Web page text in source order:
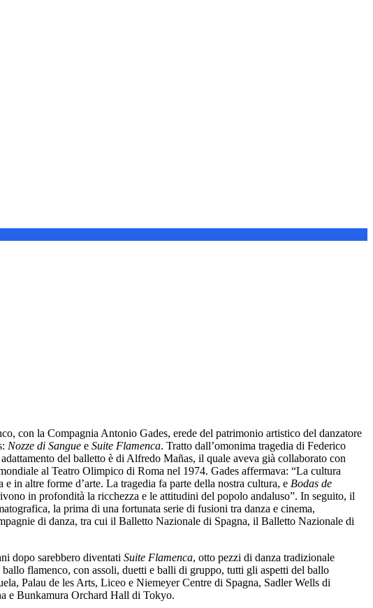
con la Compagnia Antonio Gades, erede del patrimonio artistico del danzatore
Nozze di Sangue e Suite Flamenca. Tratto dall’omonima tragedia di Federico
del balletto è di Alfredo Mañas, il quale aveva già collaborato con
al Teatro Olimpico di Roma nel 1974. Gades affermava: “La cultura
in altre forme d’arte. La tragedia fa parte della nostra cultura, e Bodas de
in profondità la ricchezza e le attitudini del popolo andaluso”. In seguito, il
la prima di una fortunata serie di fusioni tra danza e cinema,
di danza, tra cui il Balletto Nazionale di Spagna, il Balletto Nazionale di
dopo sarebbero diventati Suite Flamenca, otto pezzi di danza tradizionale
flamenco, con assoli, duetti e balli di gruppo, tutti gli aspetti del ballo
Palau de les Arts, Liceo e Niemeyer Centre di Spagna, Sadler Wells di
e Bunkamura Orchard Hall di Tokyo.